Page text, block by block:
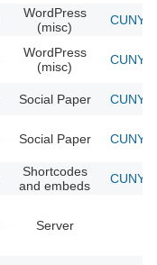
WordPress
(misc)
CUNY
WordPress
(misc)
CUNY
Social Paper CUNY
Social Paper CUNY
Shortcodes
and embeds
CUNY
Server